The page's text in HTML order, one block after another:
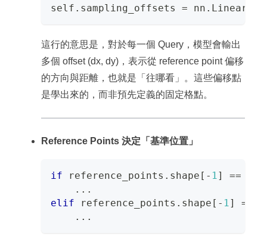
self . sampling_offsets = nn . Linear
這行的意思是，對於每一個 Query，模型會輸出
多個 offset (dx, dy)，表示從 reference point 偏移
的方向與距離，也就是「往哪看」。這些偏移點
是學出來的，而非預先定義的固定格點。
Reference Points 決定「基準位置」
if reference_points . shape [ - 1 ] ==
. . .
elif reference_points . shape [ - 1 ] ==
. . .